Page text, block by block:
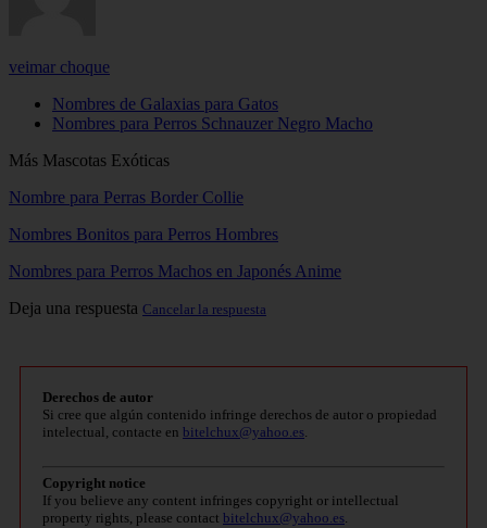
veimar choque
Nombres de Galaxias para Gatos
Nombres para Perros Schnauzer Negro Macho
Más Mascotas Exóticas
Nombre para Perras Border Collie
Nombres Bonitos para Perros Hombres
Nombres para Perros Machos en Japonés Anime
Deja una respuesta Cancelar la respuesta
Derechos de autor
Si cree que algún contenido infringe derechos de autor o propiedad
intelectual, contacte en bitelchux@yahoo.es.
Copyright notice
If you believe any content infringes copyright or intellectual
property rights, please contact bitelchux@yahoo.es.